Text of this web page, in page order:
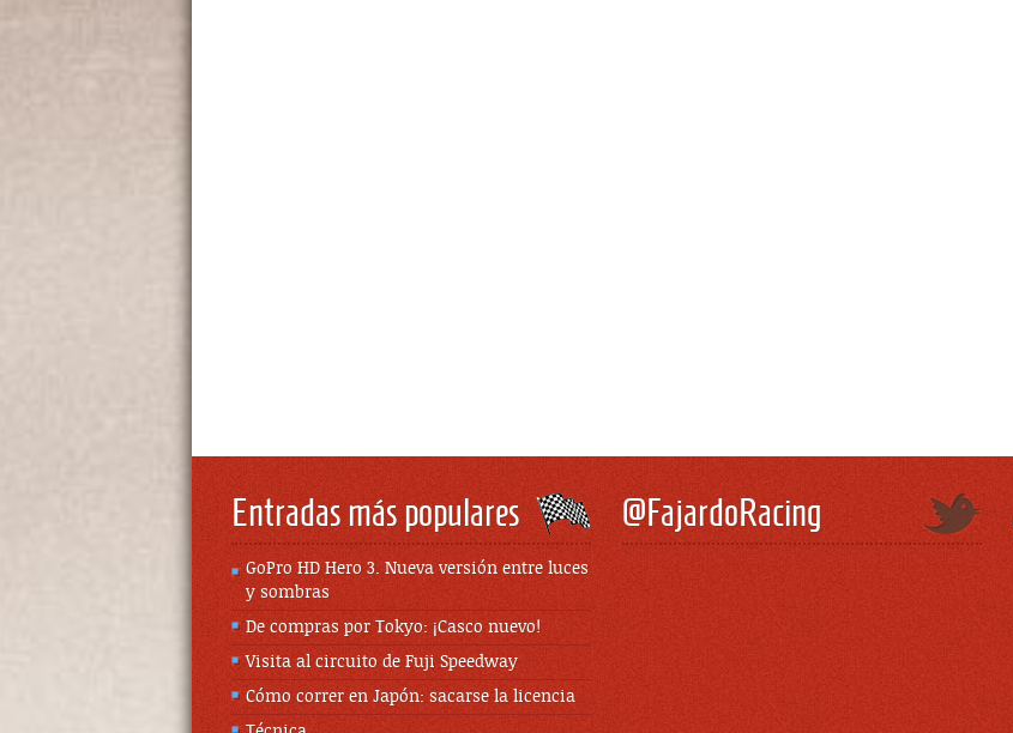
Entradas más populares
GoPro HD Hero 3. Nueva versión entre luces
y sombras
De compras por Tokyo: ¡Casco nuevo!
Visita al circuito de Fuji Speedway
Cómo correr en Japón: sacarse la licencia
@FajardoRacing